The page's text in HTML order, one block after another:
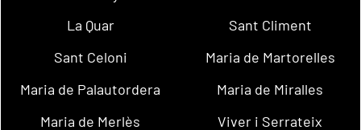
La Quar
Sant Climent
Sant Celoni
Maria de Martorelles
Maria de Palautordera
Maria de Miralles
Maria de Merlès
Viver i Serrateix